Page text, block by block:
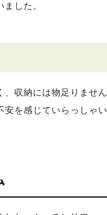
した。
、収納には物足りません
安を感じていらっしゃい